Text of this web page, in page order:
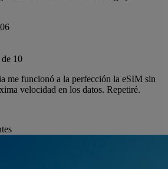
10
me funcionó a la perfección la eSIM sin
velocidad en los datos. Repetiré.